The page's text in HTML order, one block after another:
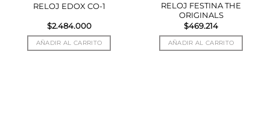
RELOJ EDOX CO-1
$2.484.000
AÑADIR AL CARRITO
RELOJ FESTINA THE
ORIGINALS
$469.214
AÑADIR AL CARRITO